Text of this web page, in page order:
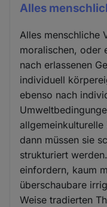
Alles
Alles menschliche
moralischen, oder
nach erlassenen
individuell
ebenso nach
allgemeinkulturelle
dann müssen sie
strukturiert
einfordern, kaum
überschaubare
Weise tradierten